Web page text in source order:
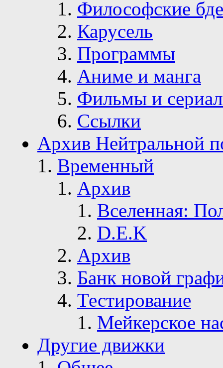
Философские
Карусель
Программы
Аниме и манга
Фильмы и
Ссылки
Архив Нейтральной
Временный
Архив
Вселенная:
D.E.K
Архив
Банк новой
Тестирование
Мейкерское
Другие движки